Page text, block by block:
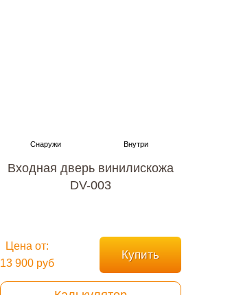
Входная дверь винилискожа
DV-003
Цена от:
13 900 руб
Купить